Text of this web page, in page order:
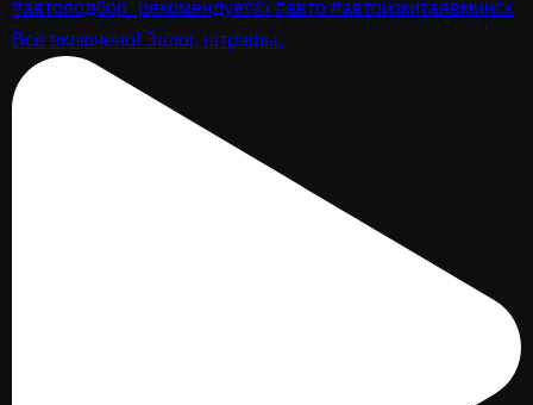
Всё включено! Залог, штрафы,